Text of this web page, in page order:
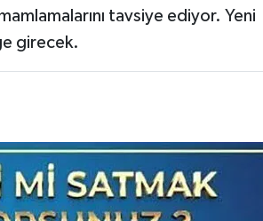
tavsiye ediyor. Yeni
girecek.